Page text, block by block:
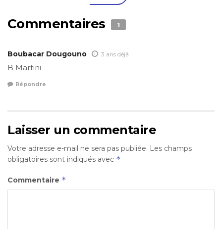
Commentaires 1
Boubacar Dougouno 3 ans déjâ
B Martini
Répondre
Laisser un commentaire
Votre adresse e-mail ne sera pas publiée. Les champs
obligatoires sont indiqués avec *
Commentaire *